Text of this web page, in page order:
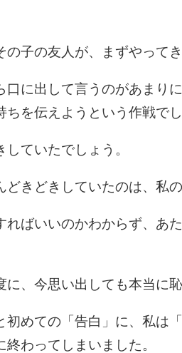
子の友人が、まずやってき
口に出して言うのがあまり
を伝えようという作戦でし
ていたでしょう。
どきどきしていたのは、私の
ればいいのかわからず、あ
、今思い出しても本当に恥
初めての「告白」に、私は
わってしまいました。